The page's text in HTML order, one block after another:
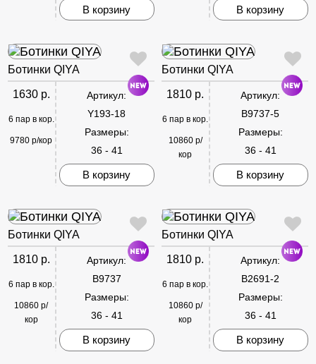
В корзину В корзину
Ботинки QIYA
1630 р.
6 пар в кор.
9780 р/кор
Артикул:
Y193-18
Размеры:
36 - 41
В корзину
Ботинки QIYA
1810 р.
6 пар в кор.
10860 р/
кор
Артикул:
B9737-5
Размеры:
36 - 41
В корзину
Ботинки QIYA
1810 р.
6 пар в кор.
10860 р/
кор
Артикул:
B9737
Размеры:
36 - 41
В корзину
Ботинки QIYA
1810 р.
6 пар в кор.
10860 р/
кор
Артикул:
B2691-2
Размеры:
36 - 41
В корзину